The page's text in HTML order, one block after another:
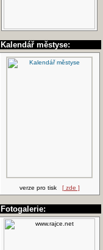
Kalendář městyse:
verze pro tisk [ zde ]
Fotogalerie: